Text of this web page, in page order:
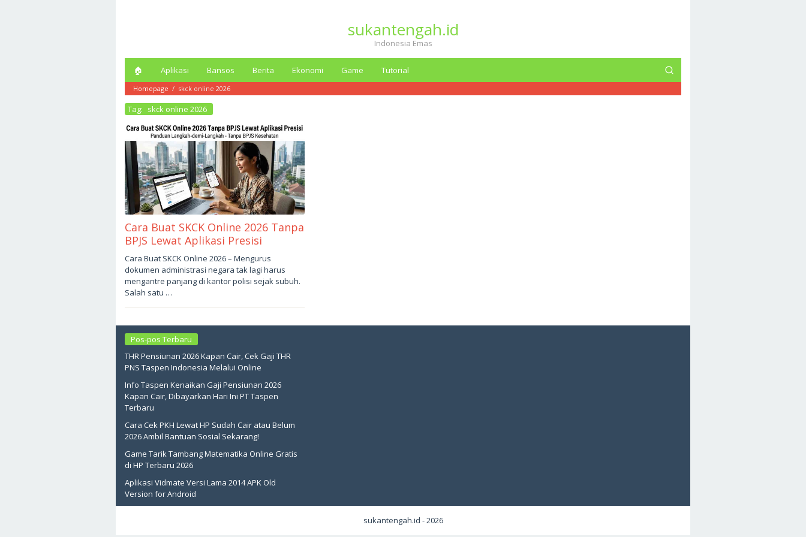
sukantengah.id
Indonesia Emas
🏠︎ Aplikasi Bansos Berita Ekonomi Game Tutorial
Homepage / skck online 2026
Tag: skck online 2026
Cara Buat SKCK Online 2026 Tanpa
BPJS Lewat Aplikasi Presisi
Mei
4,
oleh
sukantengah
Cara Buat SKCK Online 2026 – Mengurus
dokumen administrasi negara tak lagi harus
mengantre panjang di kantor polisi sejak subuh.
Salah satu …
Pos-pos Terbaru
THR Pensiunan 2026 Kapan Cair, Cek Gaji THR
PNS Taspen Indonesia Melalui Online
Info Taspen Kenaikan Gaji Pensiunan 2026
Kapan Cair, Dibayarkan Hari Ini PT Taspen
Terbaru
Cara Cek PKH Lewat HP Sudah Cair atau Belum
2026 Ambil Bantuan Sosial Sekarang!
Game Tarik Tambang Matematika Online Gratis
di HP Terbaru 2026
Aplikasi Vidmate Versi Lama 2014 APK Old
Version for Android
sukantengah.id - 2026